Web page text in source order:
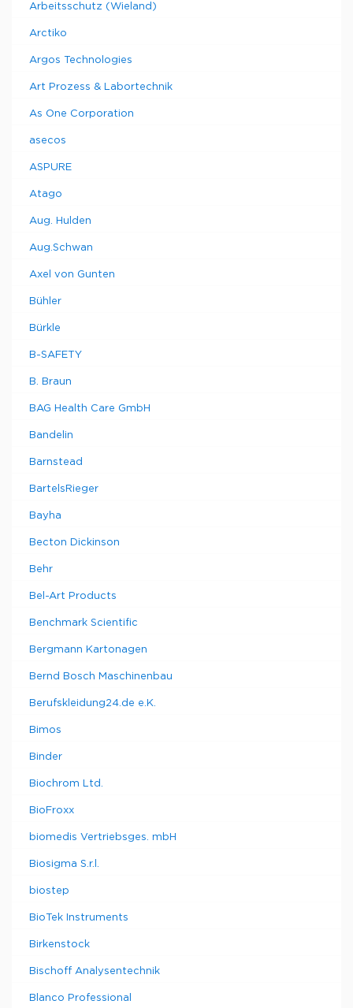
Arbeitsschutz (Wieland)
Arctiko
Argos Technologies
Art Prozess & Labortechnik
As One Corporation
asecos
ASPURE
Atago
Aug. Hulden
Aug.Schwan
Axel von Gunten
Bühler
Bürkle
B-SAFETY
B. Braun
BAG Health Care GmbH
Bandelin
Barnstead
BartelsRieger
Bayha
Becton Dickinson
Behr
Bel-Art Products
Benchmark Scientific
Bergmann Kartonagen
Bernd Bosch Maschinenbau
Berufskleidung24.de e.K.
Bimos
Binder
Biochrom Ltd.
BioFroxx
biomedis Vertriebsges. mbH
Biosigma S.r.l.
biostep
BioTek Instruments
Birkenstock
Bischoff Analysentechnik
Blanco Professional